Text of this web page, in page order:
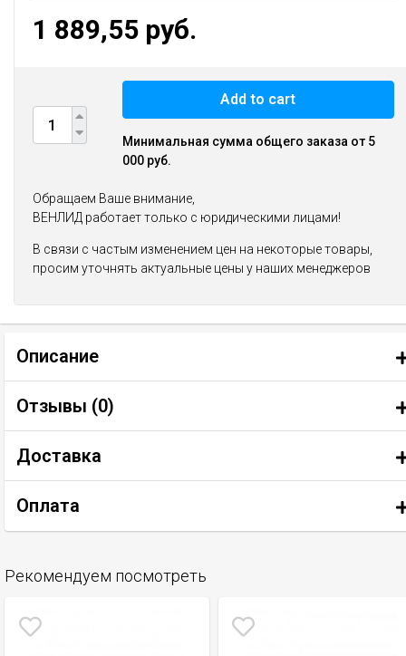
1 889,55 руб.
Add to cart
Минимальная сумма общего заказа от 5
000 руб.
Обращаем Ваше внимание,
ВЕНЛИД работает только с юридическими лицами!
В связи с частым изменением цен на некоторые товары,
просим уточнять актуальные цены у наших менеджеров
Описание
Отзывы (0)
Доставка
Оплата
Рекомендуем посмотреть